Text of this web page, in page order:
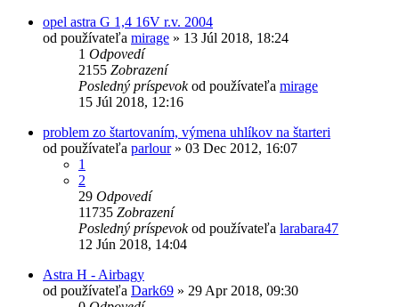
opel astra G 1,4 16V r.v. 2004
od používateľa mirage » 13 Júl 2018, 18:24
1 Odpovedí
2155 Zobrazení
Posledný príspevokod používateľa mirage
15 Júl 2018, 12:16
problem zo štartovaním, výmena uhlíkov na štarteri
od používateľa parlour» 03 Dec 2012, 16:07
1
2
29 Odpovedí
11735 Zobrazení
Posledný príspevokod používateľa larabara47
12 Jún 2018, 14:04
Astra H - Airbagy
od používateľa Dark69 » 29 Apr 2018, 09:30